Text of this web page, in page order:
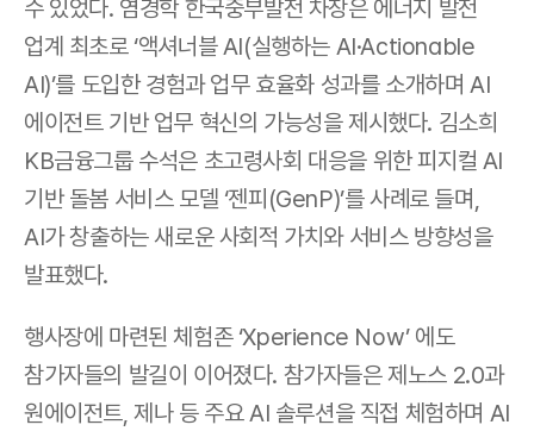
수 있었다. 염경학 한국중부발전 차장은 에너지 발전
업계 최초로 ‘액셔너블 AI(실행하는 AI·Actionable
AI)’를 도입한 경험과 업무 효율화 성과를 소개하며 AI
에이전트 기반 업무 혁신의 가능성을 제시했다. 김소희
KB금융그룹 수석은 초고령사회 대응을 위한 피지컬 AI
기반 돌봄 서비스 모델 ‘젠피(GenP)’를 사례로 들며,
AI가 창출하는 새로운 사회적 가치와 서비스 방향성을
발표했다.
행사장에 마련된 체험존 ‘Xperience Now’ 에도
참가자들의 발길이 이어졌다. 참가자들은 제노스 2.0과
원에이전트, 제나 등 주요 AI 솔루션을 직접 체험하며 AI